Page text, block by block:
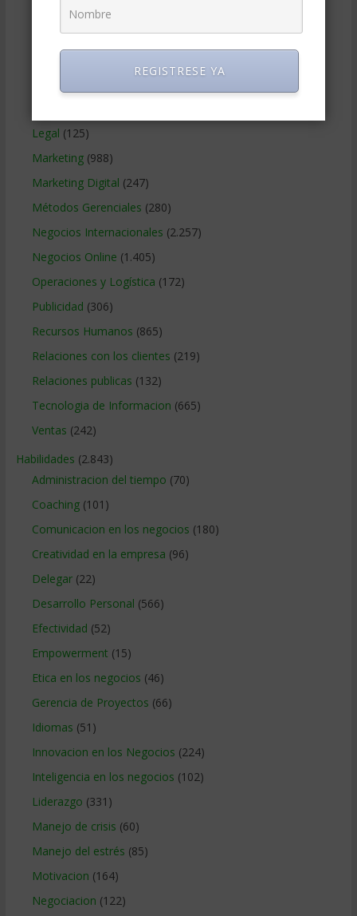
Educacion Gerencial
Estrategia Empresarial(304)
Legal (125)
Marketing(988)
Marketing Digital (247)
Métodos Gerenciales (280)
Negocios Internacionales (2.257)
Negocios Online (1.405)
Operaciones y Logística (172)
Publicidad (306)
Recursos Humanos (865)
Relaciones con los clientes (219)
Relaciones publicas (132)
Tecnologia de Informacion (665)
Ventas (242)
Habilidades (2.843)
Administracion del tiempo (70)
Coaching(101)
Comunicacion en los negocios (180)
Creatividad en la empresa (96)
Delegar(22)
Desarrollo Personal (566)
Efectividad (52)
Empowerment (15)
Etica en los negocios (46)
Gerencia de Proyectos (66)
Idiomas (51)
Innovacion en los Negocios (224)
Inteligencia en los negocios (102)
Liderazgo (331)
Manejo de crisis (60)
Manejo del estrés (85)
Motivacion (164)
Negociacion (122)
REGISTRESE YA